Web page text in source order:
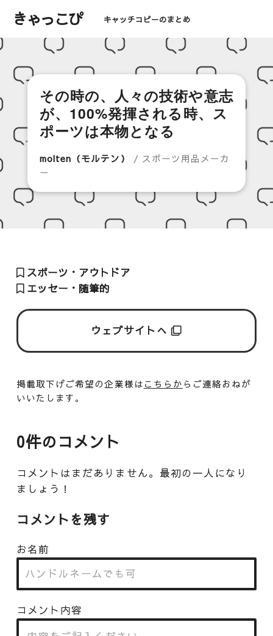
きゃっこぴ キャッチコピーのまとめ
その時の、人々の技術や意志
が、100%発揮される時、ス
ポーツは本物となる
molten（モルテン） / スポーツ用品メーカ
ー
スポーツ・アウトドア
エッセー・随筆的
ウェブサイトへ
掲載取下げご希望の企業様は こちらか らご連絡おねが
いいたします。
0件のコメント
コメントはまだありません。最初の一人になり
ましょう！
コメントを残す
お名前
コメント内容